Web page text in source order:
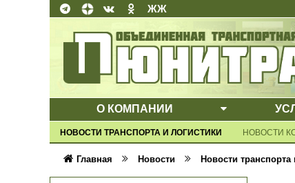
ЖЖ
О КОМПАНИИ
НОВОСТИ ТРАНСПОРТА И ЛОГИСТИКИ НОВОСТИ
Главная Новости Новости транспорта